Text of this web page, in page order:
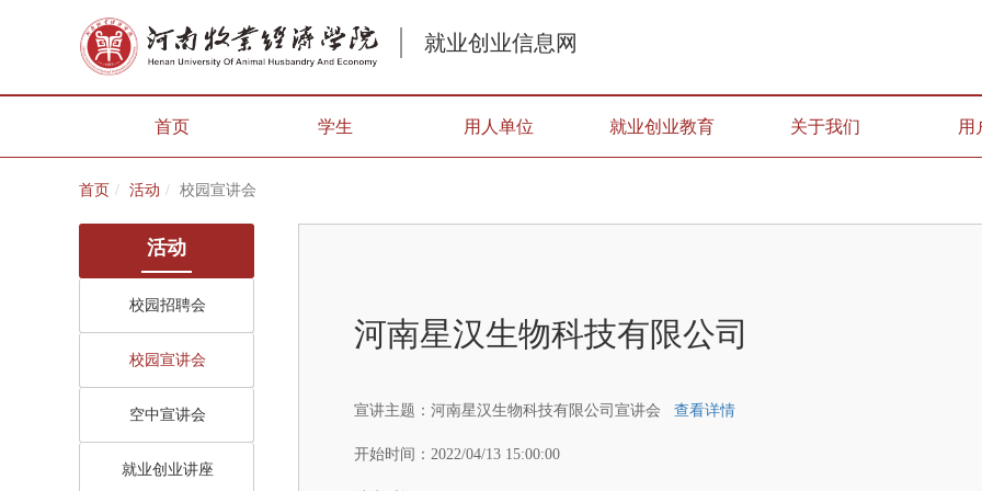
就业创业信息网
首页 学生 用人单位 就业创业教育 关于我们 用
首页 活动 校园宣讲会
活动
校园招聘会
校园宣讲会
空中宣讲会
就业创业讲座
河南星汉生物科技有限公司
宣讲主题： 河南星汉生物科技有限公司宣讲会 查看详情
开始时间： 2022/04/13 15:00:00